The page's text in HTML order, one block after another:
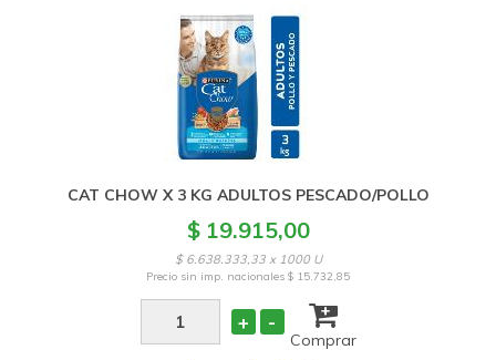
CAT CHOW X 3 KG ADULTOS PESCADO/POLLO
$ 19.915,00
$ 6.638.333,33 x 1000 U
Precio sin imp. nacionales$ 15.732,85
+ -
Comprar